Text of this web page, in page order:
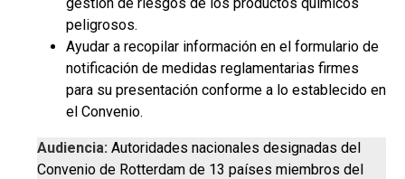
peligrosos.
Ayudar a recopilar información en el formulario de
notificación de medidas reglamentarias firmes
para su presentación conforme a lo establecido en
el Convenio.
Audiencia: Autoridades nacionales designadas del
Convenio de Rotterdam de 13 países miembros del